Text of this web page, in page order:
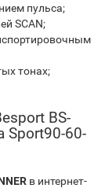
пульса;
SCAN;
тонах;
BS-
Sport90-60-
в интернет-